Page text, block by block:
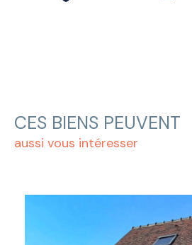
CES BIENS PEUVENT
aussi vous intéresser